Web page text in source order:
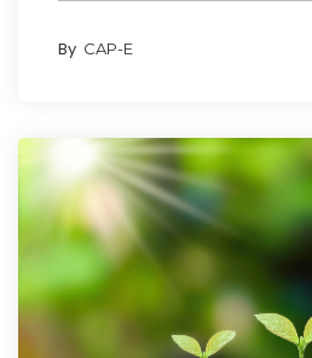
By CAP-E